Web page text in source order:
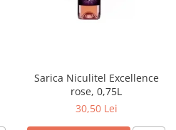
Sarica Niculitel Excellence
rose, 0,75L
30,50 Lei